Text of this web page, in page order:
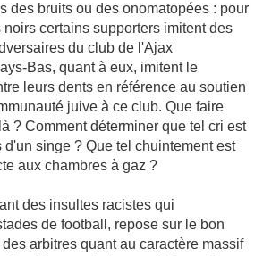
des bruits ou des onomatopées : pour
certains supporters imitent des
du club de l'Ajax
Bas, quant à eux, imitent le
leurs dents en référence au soutien
juive à ce club. Que faire
? Comment déterminer que tel cri est
singe ? Que tel chuintement est
aux chambres à gaz ?
des insultes racistes qui
de football, repose sur le bon
arbitres quant au caractère massif